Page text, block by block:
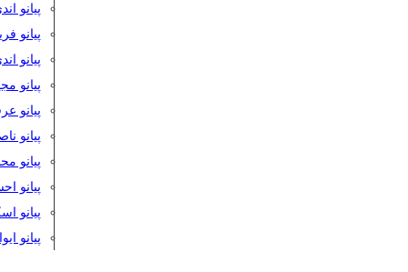
پیانو
پیانو
پیانو
پیانو
پیانو
پیانو
پیانو
پیانو
پیانو
پیانو